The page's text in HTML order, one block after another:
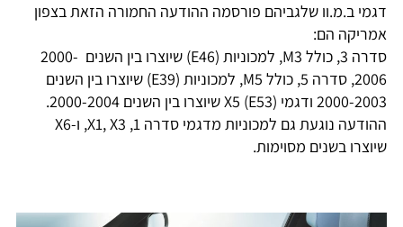
דגמי ב.מ.וו שלגביהם פורסמה ההודעה החמורה הזאת בצפון
אמריקה הם:
סדרה 3, כולל M3, למכוניות (E46) שיוצרו בין השנים 2000-
2006, סדרה 5, כולל M5, למכוניות (E39) שיוצרו בין השנים
2000-2003 ודגמי X5 (E53) שיוצרו בין השנים 2000-2004.
ההודעה נוגעת גם למכוניות מדגמי סדרה 1, X1, X3, ו-X6
שיוצרו בשנים מסוימות.